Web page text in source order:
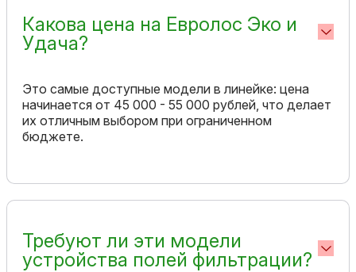
Какова цена на Евролос Эко и
Удача?
Это самые доступные модели в линейке: цена
начинается от 45 000 - 55 000 рублей, что делает
их отличным выбором при ограниченном
бюджете.
Требуют ли эти модели
устройства полей фильтрации?